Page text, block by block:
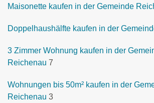
Maisonette kaufen in der Gemeinde
Doppelhaushälfte kaufen in der
3 Zimmer Wohnung kaufen in der
Reichenau 7
Wohnungen bis 50m² kaufen in der
Reichenau 3